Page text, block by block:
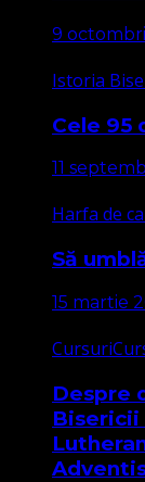
9
Istoria
Cele 95
11
Harfa de
Să
15 martie
Cursuri
Despre
Bisericii